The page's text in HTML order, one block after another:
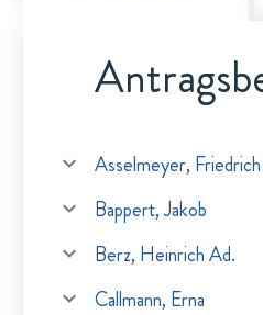
Asselmeyer, Friedrich
Bappert, Jakob
Berz, Heinrich Ad.
Callmann, Erna